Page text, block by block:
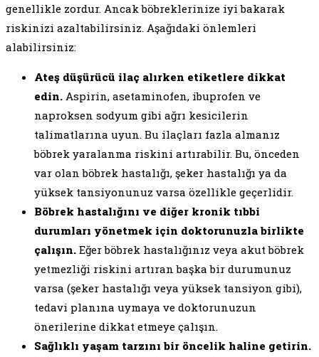
genellikle zordur. Ancak böbreklerinize iyi bakarak
riskinizi azaltabilirsiniz. Aşağıdaki önlemleri
alabilirsiniz:
Ateş düşürücü ilaç alırken etiketlere dikkat
edin. Aspirin, asetaminofen, ibuprofen ve
naproksen sodyum gibi ağrı kesicilerin
talimatlarına uyun. Bu ilaçları fazla almanız
böbrek yaralanma riskini artırabilir. Bu, önceden
var olan böbrek hastalığı, şeker hastalığı ya da
yüksek tansiyonunuz varsa özellikle geçerlidir.
Böbrek hastalığını ve diğer kronik tıbbi
durumları yönetmek için doktorunuzla birlikte
çalışın. Eğer böbrek hastalığınız veya akut böbrek
yetmezliği riskini artıran başka bir durumunuz
varsa (şeker hastalığı veya yüksek tansiyon gibi),
tedavi planına uymaya ve doktorunuzun
önerilerine dikkat etmeye çalışın.
Sağlıklı yaşam tarzını bir öncelik haline getirin.